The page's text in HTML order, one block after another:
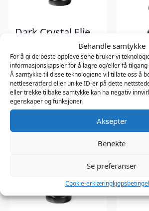
Behandle samtykke
For å gi de beste opplevelsene bruker vi
informasjonskapsler for å lagre og/eller få
Å samtykke til disse teknologiene vil tillate oss å
nettleseratferd eller unike ID-er på dette
eller trekke tilbake samtykke kan ha negativ
egenskaper og funksjoner.
Aksepter
Benekte
Se preferanser
Cookie-erklæring
Dark Crystal Elie
Butt Plug Black
Dark Crystal
439kr
Dark
Butt
Dark